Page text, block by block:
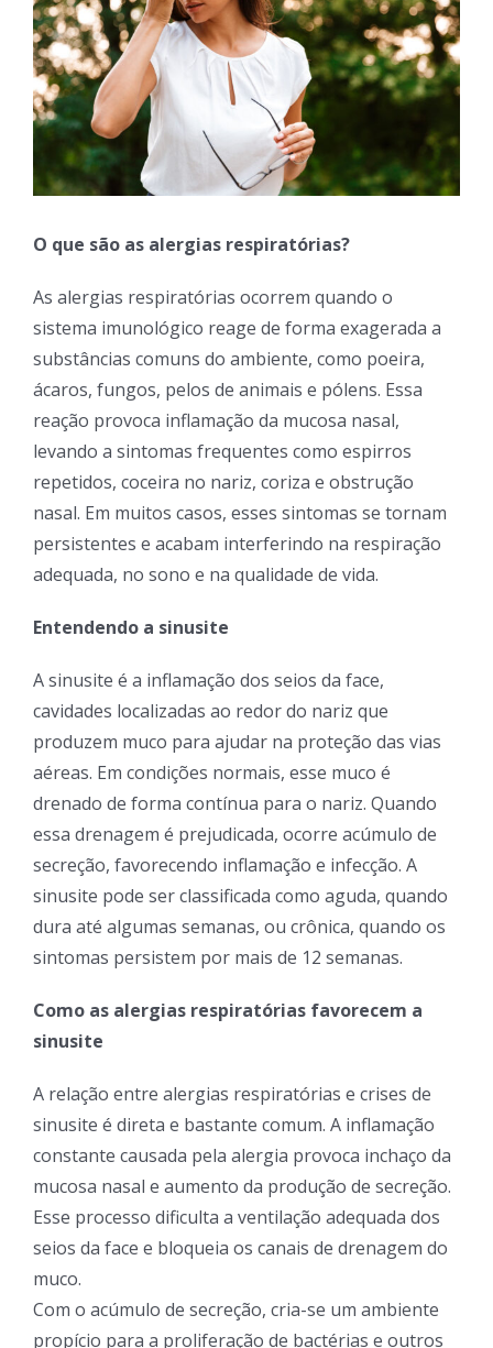
O que são as alergias respiratórias?
As alergias respiratórias ocorrem quando o
sistema imunológico reage de forma exagerada a
substâncias comuns do ambiente, como poeira,
ácaros, fungos, pelos de animais e pólens. Essa
reação provoca inflamação da mucosa nasal,
levando a sintomas frequentes como espirros
repetidos, coceira no nariz, coriza e obstrução
nasal. Em muitos casos, esses sintomas se tornam
persistentes e acabam interferindo na respiração
adequada, no sono e na qualidade de vida.
Entendendo a sinusite
A sinusite é a inflamação dos seios da face,
cavidades localizadas ao redor do nariz que
produzem muco para ajudar na proteção das vias
aéreas. Em condições normais, esse muco é
drenado de forma contínua para o nariz. Quando
essa drenagem é prejudicada, ocorre acúmulo de
secreção, favorecendo inflamação e infecção. A
sinusite pode ser classificada como aguda, quando
dura até algumas semanas, ou crônica, quando os
sintomas persistem por mais de 12 semanas.
Como as alergias respiratórias favorecem a
sinusite
A relação entre alergias respiratórias e crises de
sinusite é direta e bastante comum. A inflamação
constante causada pela alergia provoca inchaço da
mucosa nasal e aumento da produção de secreção.
Esse processo dificulta a ventilação adequada dos
seios da face e bloqueia os canais de drenagem do
muco.
Com o acúmulo de secreção, cria-se um ambiente
propício para a proliferação de bactérias e outros